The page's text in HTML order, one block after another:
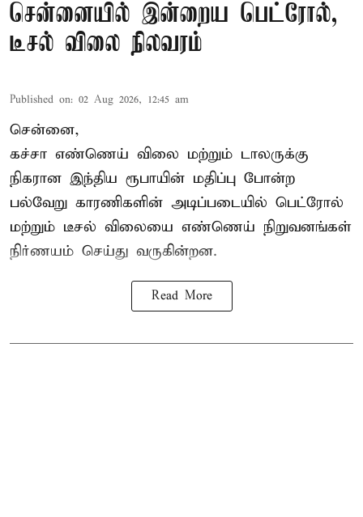
சென்னையில் இன்றைய பெட்ரோல்,
டீசல் விலை நிலவரம்
Published on: 02 Aug 2026, 12:45 am
சென்னை,
கச்சா எண்ணெய் விலை மற்றும் டாலருக்கு
நிகரான இந்திய ரூபாயின் மதிப்பு போன்ற
பல்வேறு காரணிகளின் அடிப்படையில் பெட்ரோல்
மற்றும் டீசல் விலையை எண்ணெய் நிறுவனங்கள்
நிர்ணயம் செய்து வருகின்றன.
Read More